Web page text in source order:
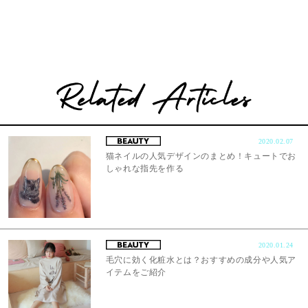
2020.02.07
猫ネイルの人気デザインのまとめ！キュートでお
しゃれな指先を作る
2020.01.24
毛穴に効く化粧水とは？おすすめの成分や人気ア
イテムをご紹介